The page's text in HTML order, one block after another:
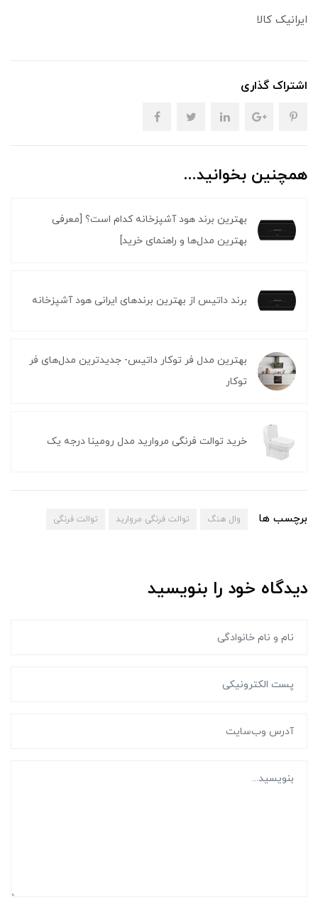
ایرانیک کالا
اشتراک گذاری
همچنین بخوانید...
بهترین برند هود آشپزخانه کدام است؟ [معرفی
بهترین مدل‌ها و راهنمای خرید]
برند داتیس از بهترین برندهای ایرانی هود آشپزخانه
بهترین مدل فر توکار داتیس- جدیدترین مدل‌های فر
توکار
خرید توالت فرنگی مروارید مدل رومینا درجه یک
برچسب ها وال هنگ توالت فرنگی مروارید توالت فرنگی
دیدگاه خود را بنویسید